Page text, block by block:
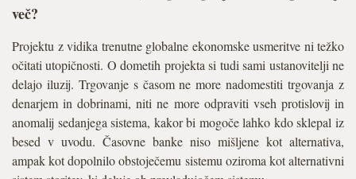
več?
Projektu z vidika trenutne globalne ekonomske usmeritve ni težko
očitati utopičnosti. O dometih projekta si tudi sami ustanovitelji ne
delajo iluzij. Trgovanje s časom ne more nadomestiti trgovanja z
denarjem in dobrinami, niti ne more odpraviti vseh protislovij in
anomalij sedanjega sistema, kakor bi mogoče lahko kdo sklepal iz
besed v uvodu. Časovne banke niso mišljene kot alternativa,
ampak kot dopolnilo obstoječemu sistemu oziroma kot alternativni